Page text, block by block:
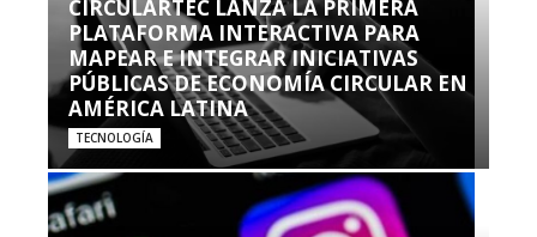
CIRCULARTEC LANZA LA PRIMERA
PLATAFORMA INTERACTIVA PARA
MAPEAR E INTEGRAR INICIATIVAS
PÚBLICAS DE ECONOMÍA CIRCULAR EN
AMÉRICA LATINA
TECNOLOGÍA